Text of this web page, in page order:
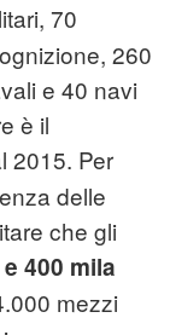
70
260
e 40 navi
è il
2015. Per
delle
che gli
400 mila
mezzi